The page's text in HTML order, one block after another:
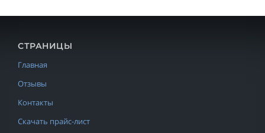
СТРАНИЦЫ
Главная
Отзывы
Контакты
Скачать прайс-лист